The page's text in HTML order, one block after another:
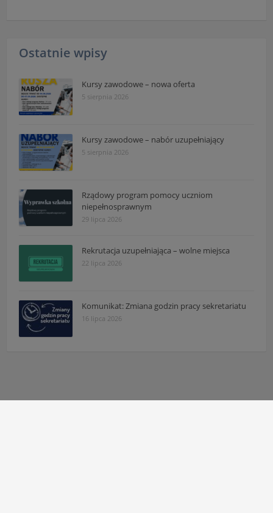
Ostatnie wpisy
Kursy zawodowe – nowa oferta
5 sierpnia 2026
Kursy zawodowe – nabór uzupełniający
5 sierpnia 2026
Rządowy program pomocy uczniom
niepełnosprawnym
29 lipca 2026
Rekrutacja uzupełniająca – wolne miejsca
22 lipca 2026
Komunikat: Zmiana godzin pracy sekretariatu
16 lipca 2026